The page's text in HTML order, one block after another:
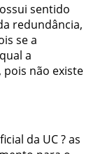
sentido
redundância,
sea
qual a
, pois não existe
da UC?as